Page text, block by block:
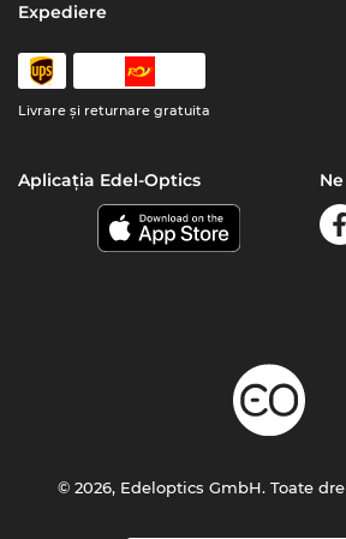
Expediere
Livrare şi returnare gratuita
Aplicația Edel-Optics
© 2026, Edeloptics GmbH. Toate